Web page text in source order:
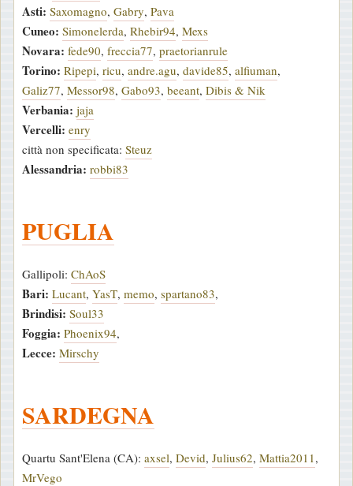
Asti: Saxomagno, Gabry, Pava
Cuneo: Simonelerda, Rhebir94, Mexs
Novara: fede90, freccia77, praetorianrule
Torino: Ripepi, ricu, andre.agu, davide85, alfiuman,
Galiz77, Messor98, Gabo93, beeant, Dibis & Nik
Verbania: jaja
Vercelli: enry
città non specificata: Steuz
Alessandria: robbi83
PUGLIA
Gallipoli: ChAoS
Bari: Lucant, YasT, memo, spartano83,
Brindisi: Soul33
Foggia: Phoenix94,
Lecce: Mirschy
SARDEGNA
Quartu Sant'Elena (CA): axsel, Devid, Julius62, Mattia2011 ,
MrVego